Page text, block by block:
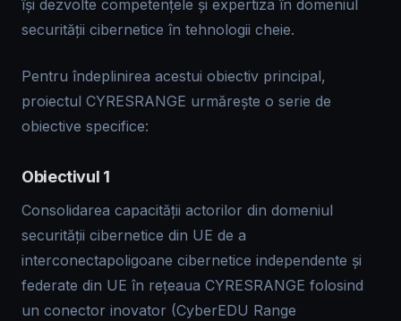
își dezvolte competențele și expertiza în domeniul
securității cibernetice în tehnologii cheie.
Pentru îndeplinirea acestui obiectiv principal,
proiectul CYRESRANGE urmărește o serie de
obiective specifice:
Obiectivul 1
Consolidarea capacității actorilor din domeniul
securității cibernetice din UE de a
interconectapoligoane cibernetice independente și
federate din UE în rețeaua CYRESRANGE folosind
un conector inovator (CyberEDU Range